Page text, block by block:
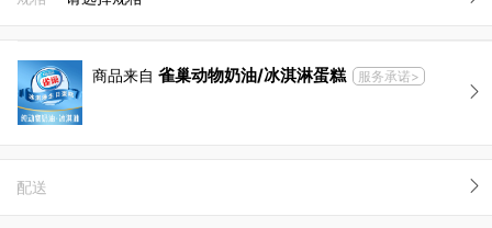
商品来自 雀巢动物奶油/冰淇淋蛋糕 服务承诺>
配送